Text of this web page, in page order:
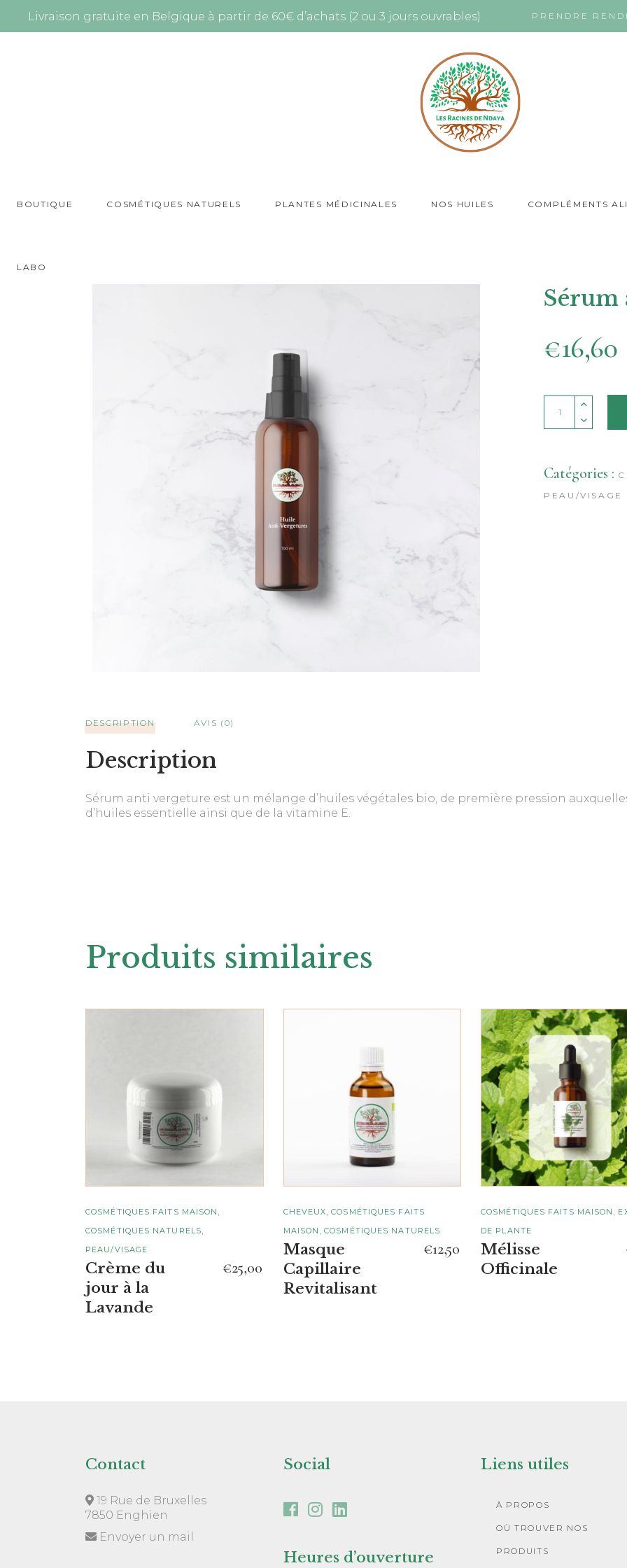
Livraison gratuite en Belgique à partir de 60€ d’achats (2 ou 3 jours ouvrables) PRENDRE
BOUTIQUE COSMÉTIQUES NATURELS PLANTES MÉDICINALES NOS HUILES COMPLÉMENTS
LABO
Sérum
€16,60
Quantity
Catégories :
PEAU/VISAGE
DESCRIPTION AVIS (0)
Description
Sérum anti vergeture est un mélange d’huiles végétales bio, de première pression
d’huiles essentielle ainsi que de la vitamine E.
Produits similaires
AJOUTER AU
COSMÉTIQUES FAITS MAISON ,
COSMÉTIQUES NATURELS,
PEAU/VISAGE
Crème du
jour à la
Lavande
€25,00
AJOUTER AU
PANIER
CHEVEUX,COSMÉTIQUES FAITS
MAISON ,COSMÉTIQUES NATURELS
Masque
Capillaire
Revitalisant
€12,50
AJOUTER AU
PANIER
COSMÉTIQUES FAITS MAISON ,
DE PLANTE
Mélisse
Officinale
Contact
19 Rue de Bruxelles
7850 Enghien
Envoyer un mail
Social
Heures d’ouverture
Liens utiles
À PROPOS
OÙ TROUVER NOS
PRODUITS